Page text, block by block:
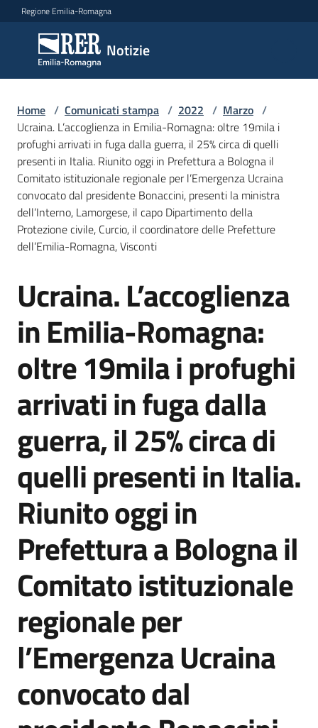
Vai al contenuto
Vai alla navigazione
Vai al footer
Regione Emilia-Romagna
Notizie
Notizie
Comunicati
stampa
Menu selezionato
Cerca
un
comunicato
Risorse
Agenzia
di
informazione
e
comunicazione
Seguici
su
Home / Comunicati stampa / 2022 / Marzo /
Ucraina. L’accoglienza in Emilia-Romagna: oltre 19mila i
profughi arrivati in fuga dalla guerra, il 25% circa di quelli
presenti in Italia. Riunito oggi in Prefettura a Bologna il
Comitato istituzionale regionale per l’Emergenza Ucraina
convocato dal presidente Bonaccini, presenti la ministra
dell’Interno, Lamorgese, il capo Dipartimento della
Protezione civile, Curcio, il coordinatore delle Prefetture
dell’Emilia-Romagna, Visconti
Salta al contenuto
Ucraina. L’accoglienza
in Emilia-Romagna:
oltre 19mila i profughi
arrivati in fuga dalla
guerra, il 25% circa di
quelli presenti in Italia.
Riunito oggi in
Prefettura a Bologna il
Comitato istituzionale
regionale per
l’Emergenza Ucraina
convocato dal